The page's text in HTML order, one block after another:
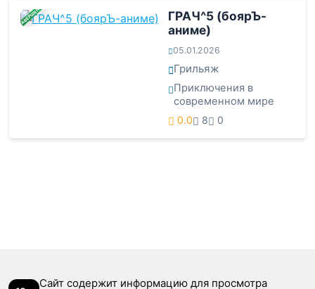
ЗАВЕРШЕНА
ГРАЧ^5 (боярЪ-
аниме)
05.01.2026
Грильяж
Приключения в
современном мире
0.0 8 0
Сайт содержит информацию для просмотра